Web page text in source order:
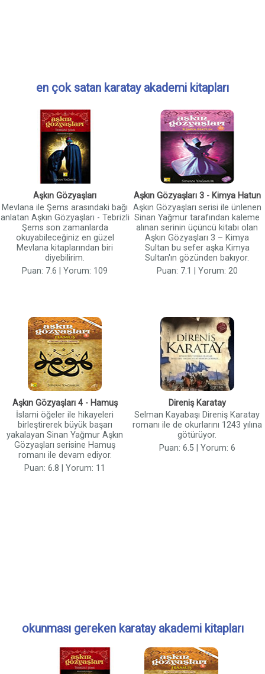
en çok satan karatay akademi kitapları
Aşkın Gözyaşları
Mevlana ile Şems arasındaki bağı
anlatan Aşkın Gözyaşları - Tebrizli
Şems son zamanlarda
okuyabileceğiniz en güzel
Mevlana kitaplarından biri
diyebilirim.
Puan: 7.6 | Yorum: 109
Aşkın Gözyaşları 3 - Kimya Hatun
Aşkın Gözyaşları serisi ile ünlenen
Sinan Yağmur tarafından kaleme
alınan serinin üçüncü kitabı olan
Aşkın Gözyaşları 3 – Kimya
Sultan bu sefer aşka Kimya
Sultan'ın gözünden bakıyor.
Puan: 7.1 | Yorum: 20
Aşkın Gözyaşları 4 - Hamuş
İslami öğeler ile hikayeleri
birleştirerek büyük başarı
yakalayan Sinan Yağmur Aşkın
Gözyaşları serisine Hamuş
romanı ile devam ediyor.
Puan: 6.8 | Yorum: 11
Direniş Karatay
Selman Kayabaşı Direniş Karatay
romanı ile de okurlarını 1243 yılına
götürüyor.
Puan: 6.5 | Yorum: 6
okunması gereken karatay akademi kitapları